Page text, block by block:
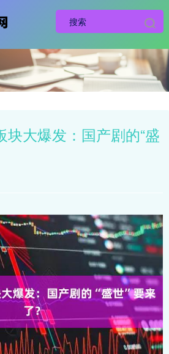
块大爆发：国产剧的“盛